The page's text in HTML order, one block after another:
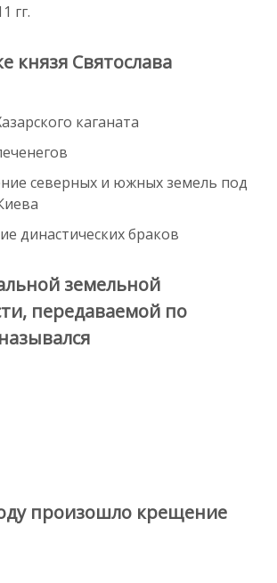
гг.
князя Святослава
каганата
северных и южных земель под
династических браков
земельной
передаваемой по
произошло крещение